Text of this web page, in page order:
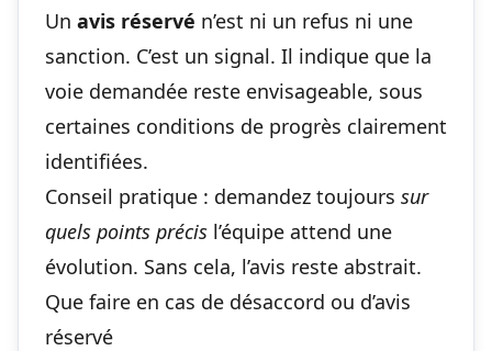
Un avis réservé n’est ni un refus ni une
sanction. C’est un signal. Il indique que la
voie demandée reste envisageable, sous
certaines conditions de progrès clairement
identifiées.
Conseil pratique : demandez toujours sur
quels points précis l’équipe attend une
évolution. Sans cela, l’avis reste abstrait.
Que faire en cas de désaccord ou d’avis
réservé